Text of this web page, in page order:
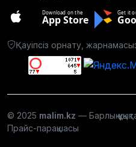
Download on the
App Store
Get it
Қауіпсіз орнату,
© 2025 malim.kz — Барлық
Прайс-парақшасы